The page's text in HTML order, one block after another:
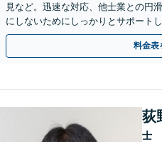
見など。迅速な対応、他士業との円
にしないためにしっかりとサポート
張相談も対応します【Web面談可】
料金表
荻
士